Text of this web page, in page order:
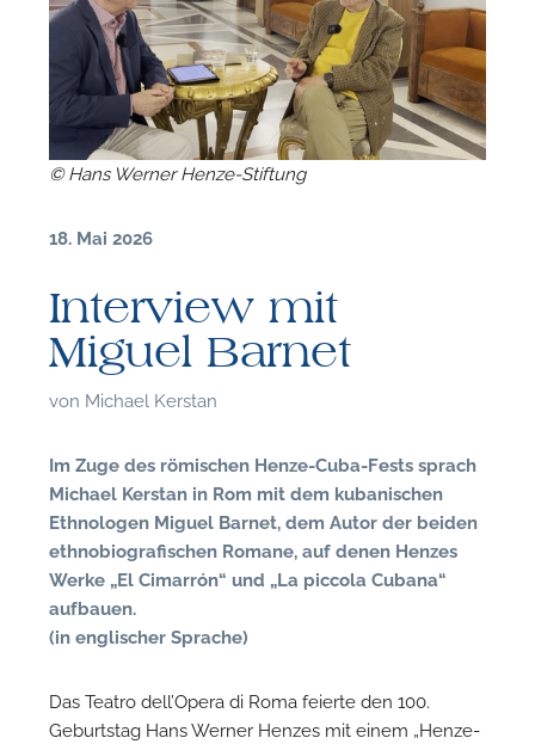
© Hans Werner Henze-Stiftung
18. Mai 2026
Interview mit
Miguel Barnet
von Michael Kerstan
Im Zuge des römischen Henze-Cuba-Fests sprach
Michael Kerstan in Rom mit dem kubanischen
Ethnologen Miguel Barnet, dem Autor der beiden
ethnobiografischen Romane, auf denen Henzes
Werke „El Cimarrón“ und „La piccola Cubana“
aufbauen.
(in englischer Sprache)
Das Teatro dell’Opera di Roma feierte den 100.
Geburtstag Hans Werner Henzes mit einem „Henze-